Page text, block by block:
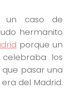
un caso de
hermanito
porque un
los
que pasar una
del Madrid.